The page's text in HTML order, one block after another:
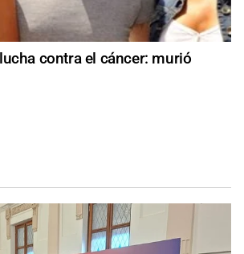
contra el cáncer: murió